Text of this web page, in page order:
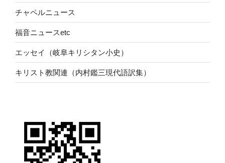
チャペルニュース
福音ニュースetc
エッセイ（岐阜キリシタン小史）
キリスト教関連（内村鑑三現代語訳集）